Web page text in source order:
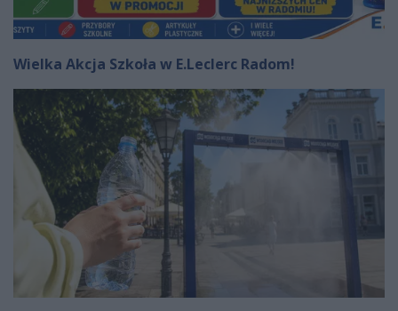
Wielka Akcja Szkoła w E.Leclerc Radom!